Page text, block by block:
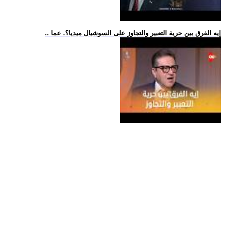
.. إيه الفرق بين حرية التعبير والتجاوز على السوشيال ميديا؟. عما